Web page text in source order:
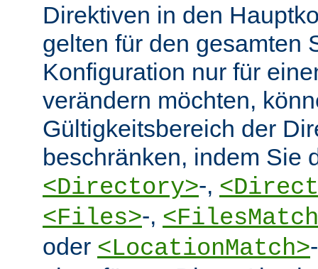
Direktiven in den
gelten für den gesamten
Konfiguration nur für
verändern möchten,
Gültigkeitsbereich der
beschränken, indem Sie
<Directory>-,
<Files>-,
oder <LocationMatch>